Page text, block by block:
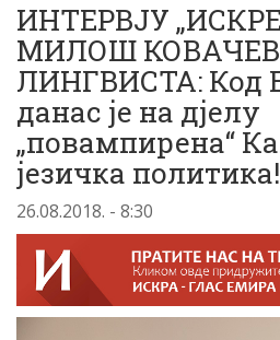
ИНТЕРВЈУ
МИЛОШ
ЛИНГВИСТА: Код
данас је на дјелу
„повампирена“
језичка политика!
26.08.2018. - 8:30